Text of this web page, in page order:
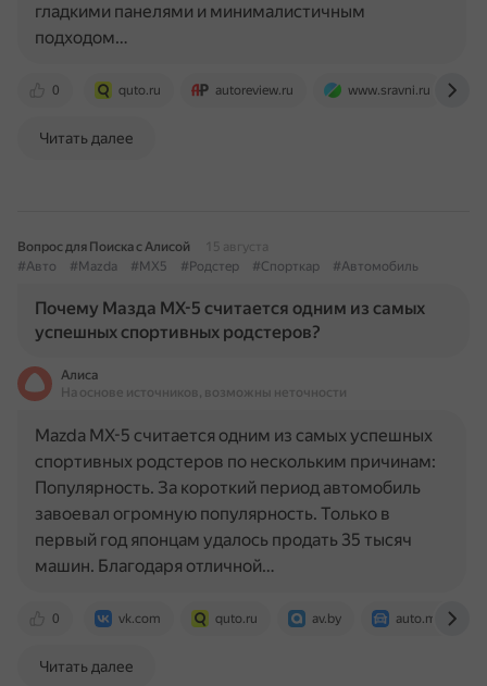
0 quto.ru autoreview.ru www.sravni.ru
гладкими панелями и минималистичным
подходом…
Читать далее
Вопрос для Поиска с Алисой
15 августа
#Авто
#Mazda #MX5 #Родстер #Спорткар #Автомобиль
Почему Мазда МХ-5 считается одним из самых
успешных спортивных родстеров?
Алиса
На основе источников, возможны неточности
0 vk.com quto.ru av.by auto.mail.ru
Mazda MX-5 считается одним из самых успешных
спортивных родстеров по нескольким причинам:
Популярность. За короткий период автомобиль
завоевал огромную популярность. Только в
первый год японцам удалось продать 35 тысяч
машин. Благодаря отличной…
Читать далее